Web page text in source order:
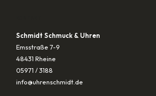
Schmidt Schmuck & Uhren
Emsstraße 7-9
48431 Rheine
05971 / 3188
info@uhrenschmidt.de